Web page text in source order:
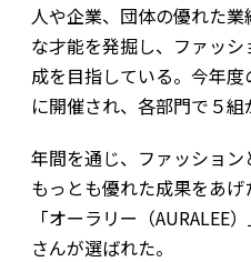
人や企業、団体の優れた
な才能を発掘し、ファッ
成を目指している。今年
に開催され、各部門で５組
年間を通じ、ファッショ
もっとも優れた成果をあ
「オーラリー（AURALEE
さんが選ばれた。